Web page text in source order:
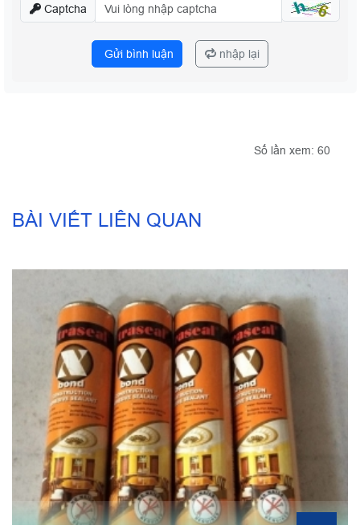
Captcha
Gửi bình luận nhập lại
Số lần xem: 60
BÀI VIẾT LIÊN QUAN